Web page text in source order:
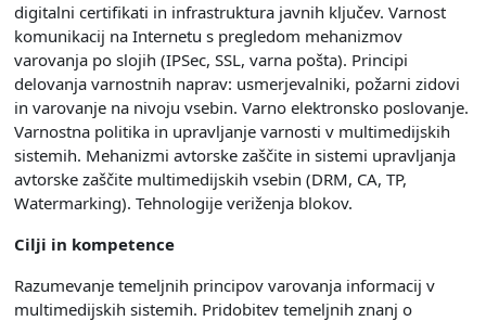
digitalni certifikati in infrastruktura javnih ključev. Varnost
komunikacij na Internetu s pregledom mehanizmov
varovanja po slojih (IPSec, SSL, varna pošta). Principi
delovanja varnostnih naprav: usmerjevalniki, požarni zidovi
in varovanje na nivoju vsebin. Varno elektronsko poslovanje.
Varnostna politika in upravljanje varnosti v multimedijskih
sistemih. Mehanizmi avtorske zaščite in sistemi upravljanja
avtorske zaščite multimedijskih vsebin (DRM, CA, TP,
Watermarking). Tehnologije veriženja blokov.
Cilji in kompetence
Razumevanje temeljnih principov varovanja informacij v
multimedijskih sistemih. Pridobitev temeljnih znanj o